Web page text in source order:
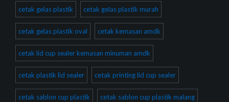
cetak gelas plastik cetak gelas plastik murah
cetak gelas plastik oval cetak kemasan amdk
cetak lid cup sealer kemasan minuman amdk
cetak plastik lid sealer cetak printing lid cup sealer
cetak sablon cup plastik cetak sablon cup plastik malang